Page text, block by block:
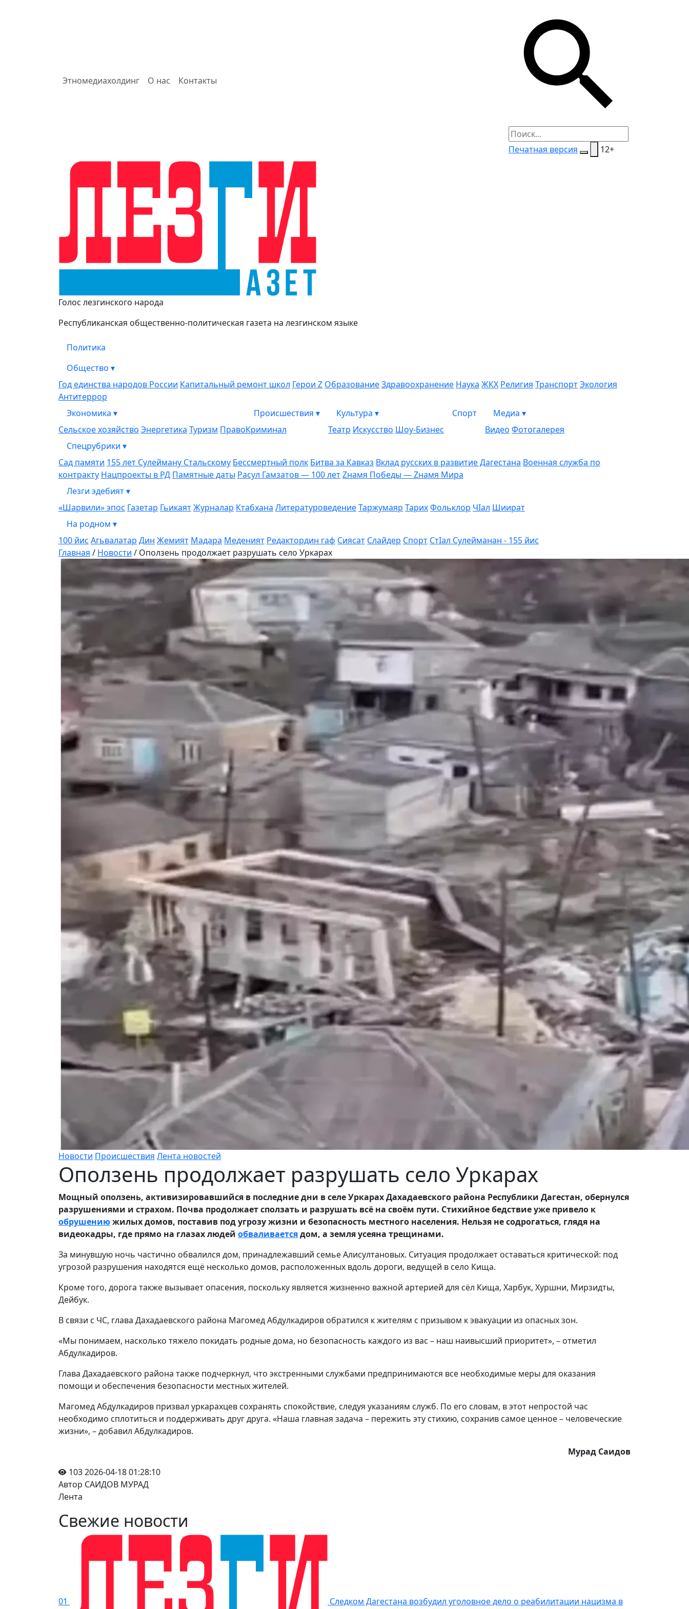
Этномедиахолдинг О нас Контакты
Печатная версия 12+
Лезги Газет
Голос лезгинского народа
Республиканская общественно-политическая газета на лезгинском языке
Политика
Общество ▾
Год единства народов России Капитальный ремонт школ Герои Z ОбразованиеЗдравоохранение Наука ЖКХ Религия ТранспортЭкология
Антитеррор
Экономика ▾
Сельское хозяйство Энергетика Туризм Право
Происшествия ▾
Криминал
Культура ▾
Театр Искусство Шоу-Бизнес
Спорт Медиа ▾
Видео Фотогалерея
Спецрубрики ▾
Сад памяти 155 лет Сулейману Стальскому Бессмертный полк Битва за Кавказ Вклад русских в развитие Дагестана Военная служба по
контракту Нацпроекты в РД Памятные даты Расул Гамзатов — 100 летZнамя Победы — Zнамя Мира
Лезги эдебият▾
«Шарвили» эпос Газетар ГьикаятЖурналар Ктабхана ЛитературоведениеТаржумаяр ТарихФольклор ЧIал Шиират
На родном ▾
100 йис Агьвалатар Дин Жемият Мадара Меденият Редактордин гаф Сиясат Слайдер Спорт СтIал Сулейманан - 155 йис
Главная / Новости / Оползень продолжает разрушать село Уркарах
Новости Происшествия Лента новостей
Оползень продолжает разрушать село Уркарах
Мощный оползень, активизировавшийся в последние дни в селе Уркарах Дахадаевского района Республики Дагестан, обернулся
разрушениями и страхом. Почва продолжает сползать и разрушать всё на своём пути. Стихийное бедствие уже привело к
обрушениюжилых домов, поставив под угрозу жизни и безопасность местного населения. Нельзя не содрогаться, глядя на
видеокадры, где прямо на глазах людей обваливаетсядом, а земля усеяна трещинами.
За минувшую ночь частично обвалился дом, принадлежавший семье Алисултановых. Ситуация продолжает оставаться критической: под
угрозой разрушения находятся ещё несколько домов, расположенных вдоль дороги, ведущей в село Кища.
Кроме того, дорога также вызывает опасения, поскольку является жизненно важной артерией для сёл Кища, Харбук, Хуршни, Мирзидты,
Дейбук.
В связи с ЧС, глава Дахадаевского района Магомед Абдулкадиров обратился к жителям с призывом к эвакуации из опасных зон.
«Мы понимаем, насколько тяжело покидать родные дома, но безопасность каждого из вас – наш наивысший приоритет», – отметил
Абдулкадиров.
Глава Дахадаевского района также подчеркнул, что экстренными службами предпринимаются все необходимые меры для оказания
помощи и обеспечения безопасности местных жителей.
Магомед Абдулкадиров призвал уркарахцев сохранять спокойствие, следуя указаниям служб. По его словам, в этот непростой час
необходимо сплотиться и поддерживать друг друга. «Наша главная задача – пережить эту стихию, сохранив самое ценное – человеческие
жизни», – добавил Абдулкадиров.
Мурад Саидов
1032026-04-18 01:28:10
Автор САИДОВ МУРАД
Лента
Свежие новости
01 Следком Дагестана возбудил уголовное дело о реабилитации нацизма в